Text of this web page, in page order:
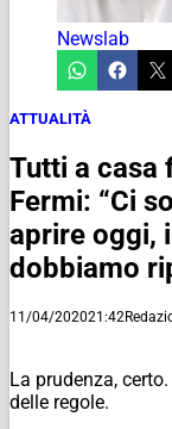
Newslab
ATTUALITÀ
Tutti a casa
Fermi: “Ci
aprire oggi,
dobbiamo
11/04/202021:42
La prudenza,
delle regole.